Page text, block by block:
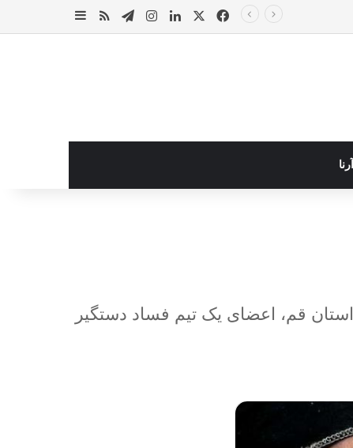
فیس بوک لینکدیناینستاگرام
تلگرام خوراک
قم، اعضای یک تیم فساد دستگیر